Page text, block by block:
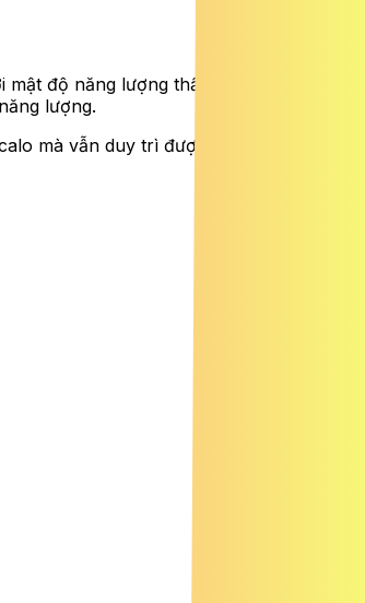
độ năng lượng thấp, chỉ khoảng 25
lượng.
mà vẫn duy trì được cảm giác no. Đây